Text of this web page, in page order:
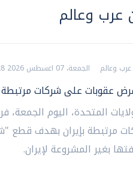
عرب وعالم
عرب وعالم الجمعة، 07 اغسطس 2026 11:28 م
عقوبات على شركات مرتبطة
المتحدة، اليوم
مرتبطة بإيران بهدف قطع
بغير المشروعة لإيران.